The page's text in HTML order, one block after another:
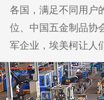
各国，满足不同用户
位、中国五金制品协
军企业，埃美柯让人